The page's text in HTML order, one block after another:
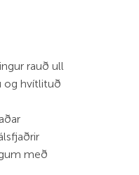
rauð ull
og hvítlituð
með